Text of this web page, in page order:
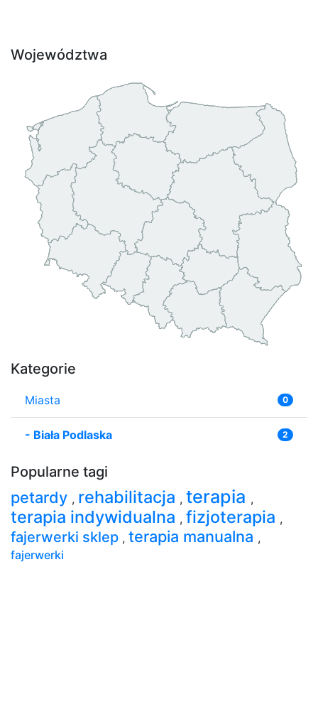
Województwa
Kategorie
Miasta 0
- Biała Podlaska 2
Popularne tagi
petardy , rehabilitacja , terapia ,
terapia indywidualna , fizjoterapia ,
fajerwerki sklep , terapia manualna ,
fajerwerki